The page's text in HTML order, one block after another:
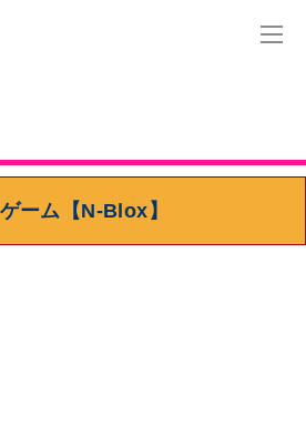
ーム【N-Blox】